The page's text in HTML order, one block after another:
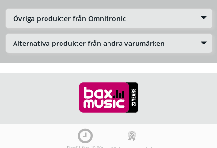
Övriga produkter från Omnitronic
Alternativa produkter från andra varumärken